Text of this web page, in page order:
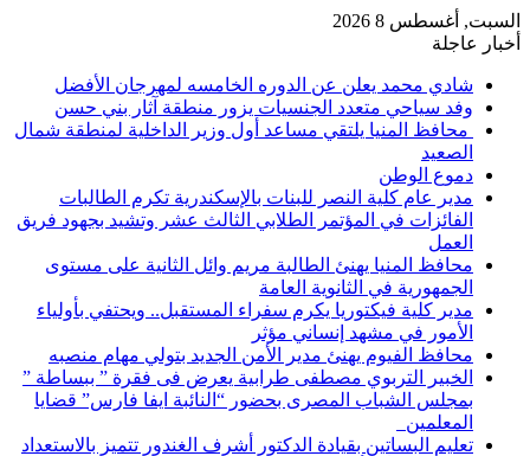
السبت, أغسطس 8 2026
أخبار عاجلة
شادي محمد يعلن عن الدوره الخامسه لمهرجان الأفضل
وفد سياحي متعدد الجنسيات يزور منطقة آثار بني حسن
محافظ المنيا يلتقي مساعد أول وزير الداخلية لمنطقة شمال
الصعيد
دموع الوطن
مدير عام كلية النصر للبنات بالإسكندرية تكرم الطالبات
الفائزات في المؤتمر الطلابي الثالث عشر وتشيد بجهود فريق
العمل
محافظ المنيا يهنئ الطالبة مريم وائل الثانية على مستوى
الجمهورية في الثانوية العامة
مدير كلية فيكتوريا يكرم سفراء المستقبل.. ويحتفي بأولياء
الأمور في مشهد إنساني مؤثر
محافظ الفيوم يهنئ مدير الأمن الجديد بتولي مهام منصبه
الخبير التربوي مصطفى طرابية يعرض فى فقرة ” ببساطة ”
بمجلس الشباب المصرى بحضور “النائبة ايفا فارس” قضايا
المعلمين
تعليم البساتين بقيادة الدكتور أشرف الغندور تتميز بالاستعداد